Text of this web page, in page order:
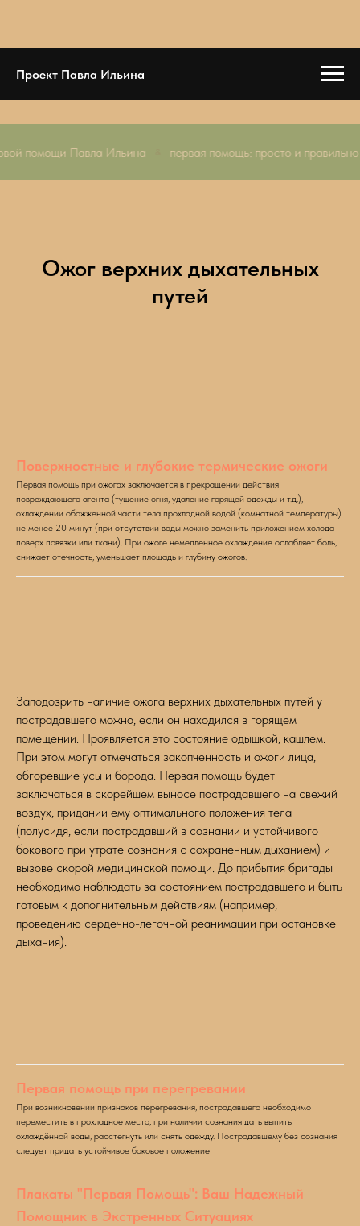
Проект Павла Ильина
помощи Павла Ильина первая помощь: просто и
Ожог верхних дыхательных
путей
Поверхностные и глубокие термические ожоги
Первая помощь при ожогах заключается в прекращении действия
повреждающего агента (тушение огня, удаление горящей одежды и т.д.),
охлаждении обожженной части тела прохладной водой (комнатной температуры)
не менее 20 минут (при отсутствии воды можно заменить приложением холода
поверх повязки или ткани). При ожоге немедленное охлаждение ослабляет боль,
снижает отечность, уменьшает площадь и глубину ожогов.
Заподозрить наличие ожога верхних дыхательных путей у
пострадавшего можно, если он находился в горящем
помещении. Проявляется это состояние одышкой, кашлем.
При этом могут отмечаться закопченность и ожоги лица,
обгоревшие усы и борода. Первая помощь будет
заключаться в скорейшем выносе пострадавшего на свежий
воздух, придании ему оптимального положения тела
(полусидя, если пострадавший в сознании и устойчивого
бокового при утрате сознания с сохраненным дыханием) и
вызове скорой медицинской помощи. До прибытия бригады
необходимо наблюдать за состоянием пострадавшего и быть
готовым к дополнительным действиям (например,
проведению сердечно-легочной реанимации при остановке
дыхания).
Первая помощь при перегревании
При возникновении признаков перегревания, пострадавшего необходимо
переместить в прохладное место, при наличии сознания дать выпить
охлаждённой воды, расстегнуть или снять одежду. Пострадавшему без сознания
следует придать устойчивое боковое положение
Плакаты "Первая Помощь": Ваш Надежный
Помощник в Экстренных Ситуациях